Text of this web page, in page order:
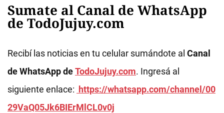
Sumate al Canal de WhatsApp
de TodoJujuy.com
Recibí las noticias en tu celular sumándote al Canal
de WhatsApp deTodoJujuy.com. Ingresá al
siguiente enlace: https://whatsapp.com/channel/00
29VaQ05Jk6BIErMlCL0v0j